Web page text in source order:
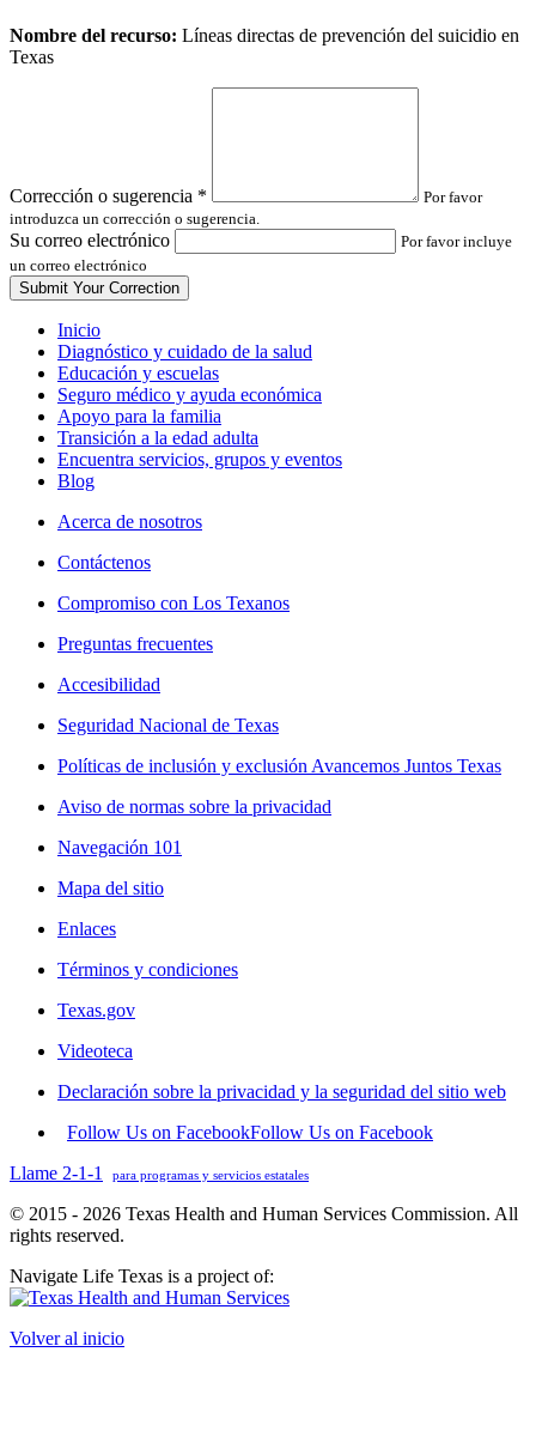
Leave
this
Nombre del recurso: Líneas directas de prevención del suicidio en
Texas
Corrección o sugerencia *
Por favor
introduzca un corrección o sugerencia.
Su correo electrónico
Por favor incluye
un correo electrónico
Inicio
Diagnóstico y cuidado de la salud
Educación y escuelas
Seguro médico y ayuda económica
Apoyo para la familia
Transición a la edad adulta
Encuentra servicios, grupos y eventos
Blog
Acerca de nosotros
Contáctenos
Compromiso con Los Texanos
Preguntas frecuentes
Accesibilidad
Seguridad Nacional de Texas
Políticas de inclusión y exclusión Avancemos Juntos Texas
Aviso de normas sobre la privacidad
Navegación 101
Mapa del sitio
Enlaces
Términos y condiciones
Texas.gov
Videoteca
Declaración sobre la privacidad y la seguridad del sitio web
Follow Us on FacebookFollow Us on Facebook
Llame 2-1-1
para programas y servicios estatales
© 2015 - 2026 Texas Health and Human Services Commission. All
rights reserved.
Navigate Life Texas is a project of:
Volver al inicio